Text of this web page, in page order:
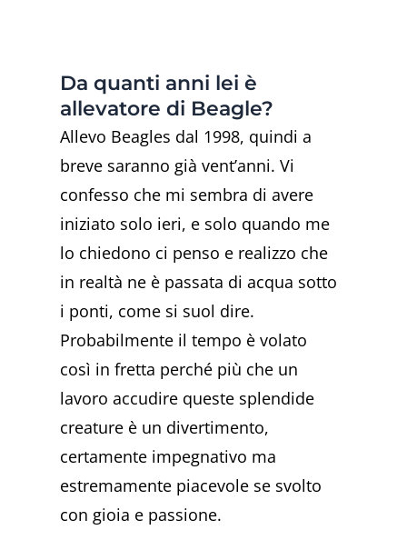
Da quanti anni lei è
allevatore di Beagle?
Allevo Beagles dal 1998, quindi a
breve saranno già vent’anni. Vi
confesso che mi sembra di avere
iniziato solo ieri, e solo quando me
lo chiedono ci penso e realizzo che
in realtà ne è passata di acqua sotto
i ponti, come si suol dire.
Probabilmente il tempo è volato
così in fretta perché più che un
lavoro accudire queste splendide
creature è un divertimento,
certamente impegnativo ma
estremamente piacevole se svolto
con gioia e passione.